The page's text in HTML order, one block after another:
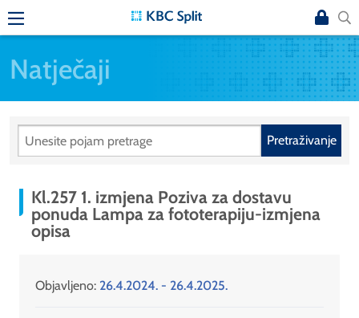
Natječaji
Pretraživanje
Kl.257 1. izmjena Poziva za dostavu
ponuda Lampa za fototerapiju-izmjena
opisa
Objavljeno: 26.4.2024. - 26.4.2025.